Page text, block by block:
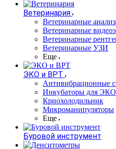
Ветеринария
Ветеринарные
Ветеринарные
Ветеринарные
Ветеринарные УЗИ
Еще
ЭКО и ВРТ
Антивибрационные
Инкубаторы для ЭКО
Криохолодильник
Микроманипуляторы
Еще
Буровой инструмент